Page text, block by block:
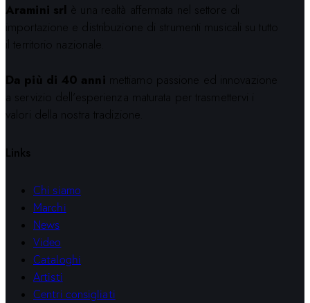
Aramini srl è una realtà affermata nel settore di
importazione e distribuzione di strumenti musicali su tutto
il territorio nazionale.
Da più di 40 anni mettiamo passione ed innovazione
a servizio dell’esperienza maturata per trasmettervi i
valori della nostra tradizione.
Links
Chi siamo
Marchi
News
Video
Cataloghi
Artisti
Centri consigliati